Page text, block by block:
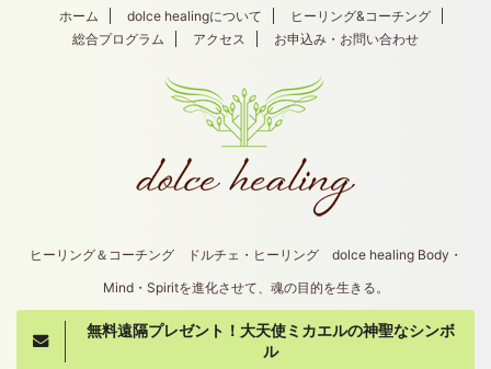
ホーム dolce healingについて
ヒーリング&コーチング
総合プログラム
アクセス お申込み・お問い合わせ
ヒーリング＆コーチング ドルチェ・ヒーリング dolce healing Body・
Mind・Spiritを進化させて、魂の目的を生きる。
無料遠隔プレゼント！大天使ミカエルの神聖なシンボ
ル
Copyright© dolce healing , 2026 All Rights